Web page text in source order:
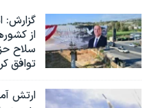
گزارش‌:
از
سلاح
توافق
ارتش